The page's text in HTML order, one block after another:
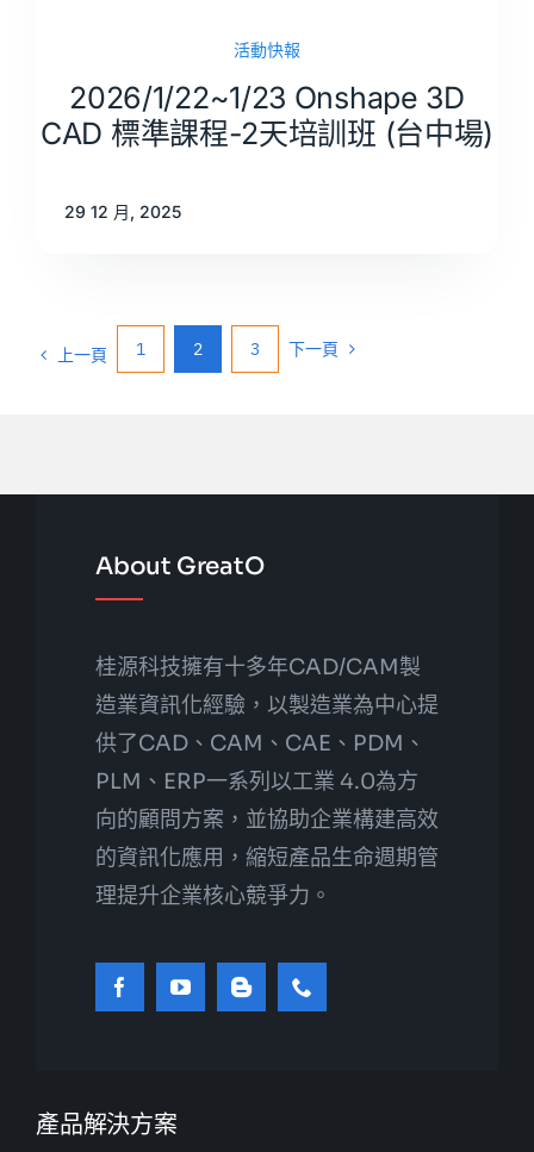
活動快報
2026/1/22~1/23 Onshape 3D
CAD 標準課程-2天培訓班 (台中場)
29 12 月, 2025
上一頁 1 2 3 下一頁
About GreatO
桂源科技擁有十多年CAD/CAM製
造業資訊化經驗，以製造業為中心提
供了CAD、CAM、CAE、PDM、
PLM、ERP一系列以工業 4.0為方
向的顧問方案，並協助企業構建高效
的資訊化應用，縮短產品生命週期管
理提升企業核心競爭力。
產品解決方案